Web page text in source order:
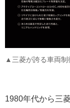
▲三菱が誇る車両制
1980年代から三